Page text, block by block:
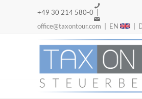
+49 30 214 580-0 |
office@taxontour.com
EN